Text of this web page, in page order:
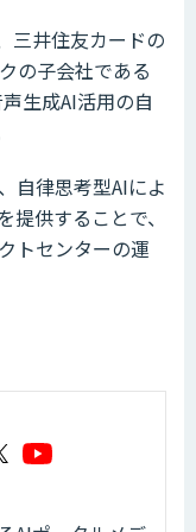
三井住友カードの
の子会社である
生成AI活用の自
自律思考型AIによ
供することで、
トセンターの運